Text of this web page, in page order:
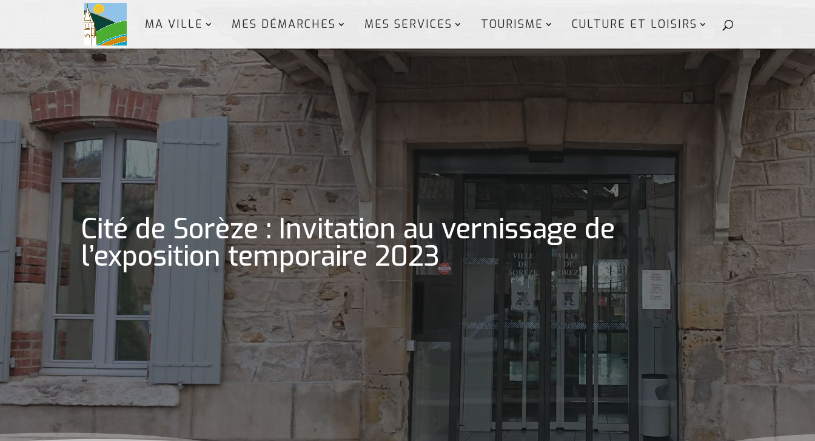
MA VILLE MES DÉMARCHES MES SERVICES TOURISME CULTURE ET LOISIRS
Cité de Sorèze : Invitation au vernissage de
l’exposition temporaire 2023